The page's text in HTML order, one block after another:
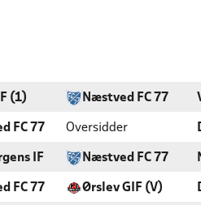
(1) Næstved FC 77
FC 77 Oversidder
IF Næstved FC 77
FC 77 Ørslev GIF (V)